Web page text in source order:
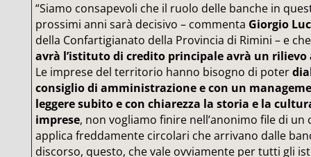
“Siamo consapevoli che il ruolo delle banche in
prossimi anni sarà decisivo – commenta Giorgio
della Confartigianato della Provincia di Rimini – e
avrà l’istituto di credito principale avrà un
Le imprese del territorio hanno bisogno di poter
consiglio di amministrazione e con un
leggere subito e con chiarezza la storia e la
imprese, non vogliamo finire nell’anonimo file di un
applica freddamente circolari che arrivano dalle
discorso, questo, che vale ovviamente per tutti gli